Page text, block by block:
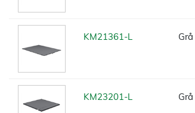
KM21361-L Grå
KM23201-L Grå